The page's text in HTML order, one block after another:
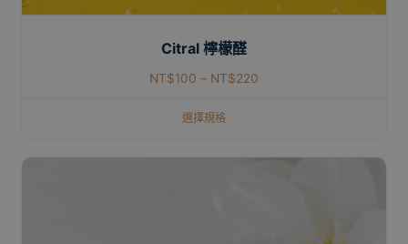
Citral 檸檬醛
NT$100 – NT$220
選擇規格